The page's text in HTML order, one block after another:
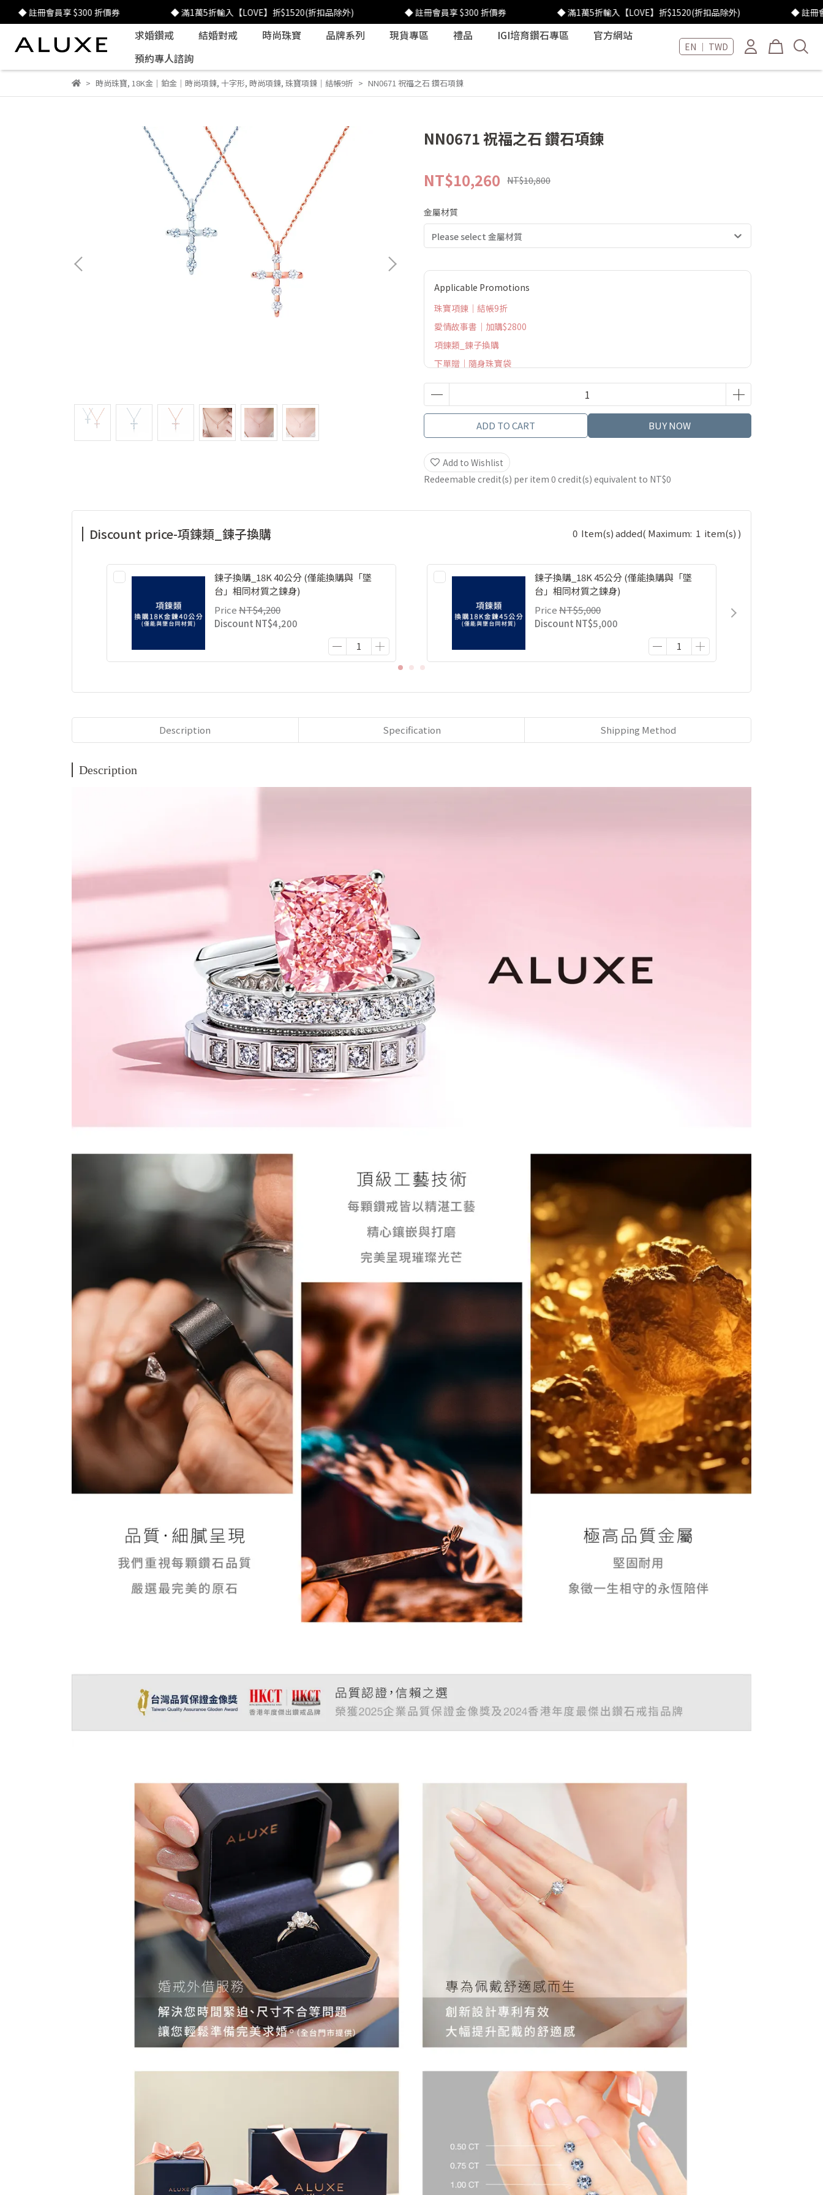
會員享 $300 折價券 ◆ 滿1萬5折輸入【LOVE】折$1520(折扣品除外) ◆ 註冊會員享 $300 折價券 ◆ 滿1萬5折輸入【LOVE】折$1520(折扣品除外) ◆ 註冊會員享
求婚鑽戒 結婚對戒 時尚珠寶 品牌系列 現貨專區 禮品 IGI培育鑽石專區
官方網站
預約專人諮詢
EN ｜ TWD
時尚珠寶, 18K金｜鉑金｜時尚項鍊, 十字形, 時尚項鍊, 珠寶項鍊｜結帳9折 NN0671 祝福之石 鑽石項鍊
NN0671 祝福之石 鑽石項鍊
NT$10,260 NT$10,800
金屬材質
Applicable Promotions
珠寶項鍊｜結帳9折
愛情故事書｜加購$2800
項鍊類_鍊子換購
下單贈｜隨身珠寶袋
ADD TO CART BUY NOW
Add to Wishlist
Redeemable credit(s) per item 0 credit(s) equivalent to NT$0
Discount price-項鍊類_鍊子換購 0 Item(s) added( Maximum: 1 item(s) )
鍊子換購_18K 40公分 (僅能換購與「墜
台」相同材質之鍊身)
PriceNT$4,200
Discount NT$4,200
鍊子換購_18K 45公分 (僅能換購與「墜
台」相同材質之鍊身)
PriceNT$5,000
Discount NT$5,000
Description Specification Shipping Method
Description